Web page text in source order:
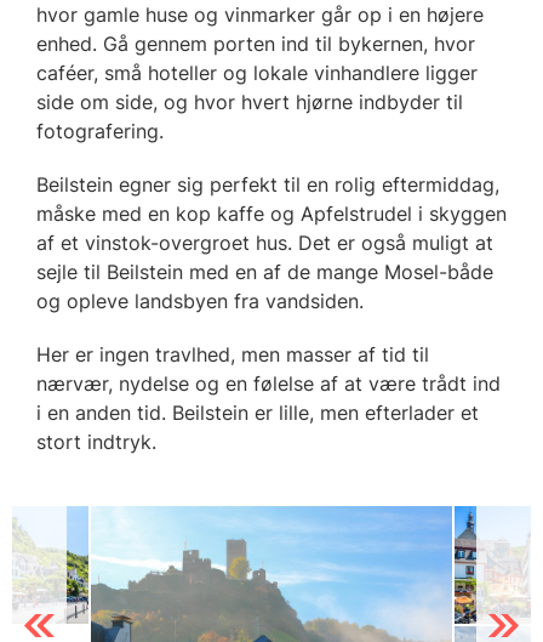
hvor gamle huse og vinmarker går op i en højere
enhed. Gå gennem porten ind til bykernen, hvor
caféer, små hoteller og lokale vinhandlere ligger
side om side, og hvor hvert hjørne indbyder til
fotografering.
Beilstein egner sig perfekt til en rolig eftermiddag,
måske med en kop kaffe og Apfelstrudel i skyggen
af et vinstok-overgroet hus. Det er også muligt at
sejle til Beilstein med en af de mange Mosel-både
og opleve landsbyen fra vandsiden.
Her er ingen travlhed, men masser af tid til
nærvær, nydelse og en følelse af at være trådt ind
i en anden tid. Beilstein er lille, men efterlader et
stort indtryk.
Previous Next